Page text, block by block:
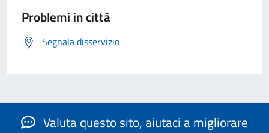
Problemi in città
Segnala disservizio
Valuta questo sito, aiutaci a migliorare